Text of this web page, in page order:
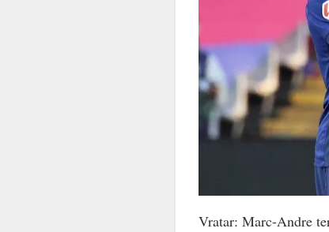
Vratar: Marc-Andre